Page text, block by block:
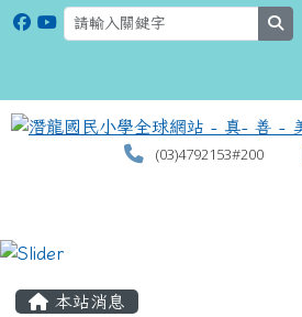
(03)4792153#200
本站消息